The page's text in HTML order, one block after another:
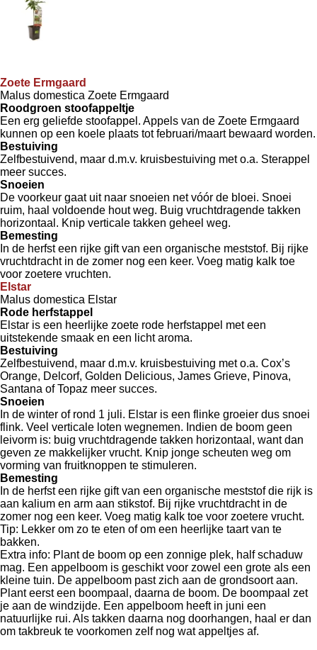
Zoete Ermgaard
Malus domestica Zoete Ermgaard
Roodgroen stoofappeltje
Een erg geliefde stoofappel. Appels van de Zoete Ermgaard
kunnen op een koele plaats tot februari/maart bewaard worden.
Bestuiving
Zelfbestuivend, maar d.m.v. kruisbestuiving met o.a. Sterappel
meer succes.
Snoeien
De voorkeur gaat uit naar snoeien net vóór de bloei. Snoei
ruim, haal voldoende hout weg. Buig vruchtdragende takken
horizontaal. Knip verticale takken geheel weg.
Bemesting
In de herfst een rijke gift van een organische meststof. Bij rijke
vruchtdracht in de zomer nog een keer. Voeg matig kalk toe
voor zoetere vruchten.
Elstar
Malus domestica Elstar
Rode herfstappel
Elstar is een heerlijke zoete rode herfstappel met een
uitstekende smaak en een licht aroma.
Bestuiving
Zelfbestuivend, maar d.m.v. kruisbestuiving met o.a. Cox’s
Orange, Delcorf, Golden Delicious, James Grieve, Pinova,
Santana of Topaz meer succes.
Snoeien
In de winter of rond 1 juli. Elstar is een flinke groeier dus snoei
flink. Veel verticale loten wegnemen. Indien de boom geen
leivorm is: buig vruchtdragende takken horizontaal, want dan
geven ze makkelijker vrucht. Knip jonge scheuten weg om
vorming van fruitknoppen te stimuleren.
Bemesting
In de herfst een rijke gift van een organische meststof die rijk is
aan kalium en arm aan stikstof. Bij rijke vruchtdracht in de
zomer nog een keer. Voeg matig kalk toe voor zoetere vrucht.
Tip: Lekker om zo te eten of om een heerlijke taart van te
bakken.
Extra info: Plant de boom op een zonnige plek, half schaduw
mag. Een appelboom is geschikt voor zowel een grote als een
kleine tuin. De appelboom past zich aan de grondsoort aan.
Plant eerst een boompaal, daarna de boom. De boompaal zet
je aan de windzijde. Een appelboom heeft in juni een
natuurlijke rui. Als takken daarna nog doorhangen, haal er dan
om takbreuk te voorkomen zelf nog wat appeltjes af.